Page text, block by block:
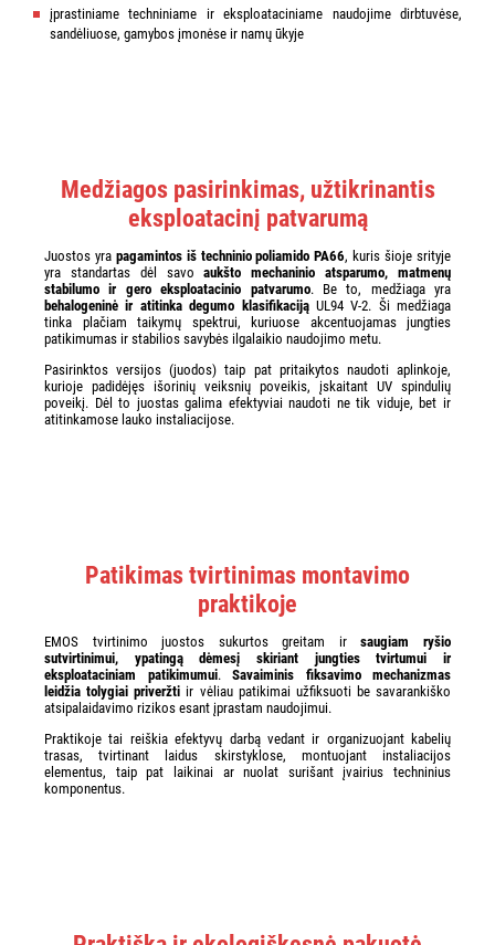
įprastiniame techniniame ir eksploataciniame naudojime dirbtuvėse,
sandėliuose, gamybos įmonėse ir namų ūkyje
Medžiagos pasirinkimas, užtikrinantis
eksploatacinį patvarumą
Juostos yra pagamintos iš techninio poliamido PA66, kuris šioje srityje
yra standartas dėl savoaukšto mechaninio atsparumo, matmenų
stabilumo ir gero eksploatacinio patvarumo. Be to, medžiaga yra
behalogeninė ir atitinka degumo klasifikaciją UL94 V-2. Ši medžiaga
tinka plačiam taikymų spektrui, kuriuose akcentuojamas jungties
patikimumas ir stabilios savybės ilgalaikio naudojimo metu.
Pasirinktos versijos (juodos) taip pat pritaikytos naudoti aplinkoje,
kurioje padidėjęs išorinių veiksnių poveikis, įskaitant UV spindulių
poveikį. Dėl to juostas galima efektyviai naudoti ne tik viduje, bet ir
atitinkamose lauko instaliacijose.
Patikimas tvirtinimas montavimo
praktikoje
EMOS tvirtinimo juostos sukurtos greitam irsaugiam ryšio
sutvirtinimui, ypatingą dėmesį skiriant jungties tvirtumui ir
eksploataciniam patikimumui. Savaiminis fiksavimo mechanizmas
leidžia tolygiai priveržti ir vėliau patikimai užfiksuoti be savarankiško
atsipalaidavimo rizikos esant įprastam naudojimui.
Praktikoje tai reiškia efektyvų darbą vedant ir organizuojant kabelių
trasas, tvirtinant laidus skirstyklose, montuojant instaliacijos
elementus, taip pat laikinai ar nuolat surišant įvairius techninius
komponentus.